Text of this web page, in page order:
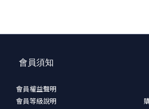
會員須知
會員權益聲明
會員等級說明